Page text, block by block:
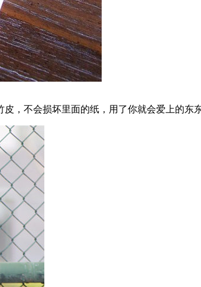
，不会损坏里面的纸，用了你就会爱上的东